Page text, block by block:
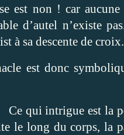
est non ! car
d’autel n’existe
à sa descente de croix.
est donc
Ce qui intrigue est la
le long du corps, la